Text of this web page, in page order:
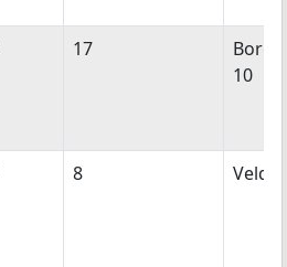
17
10
8